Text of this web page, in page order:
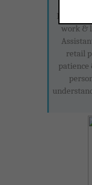
Hi. I'm
work &
retail
patience